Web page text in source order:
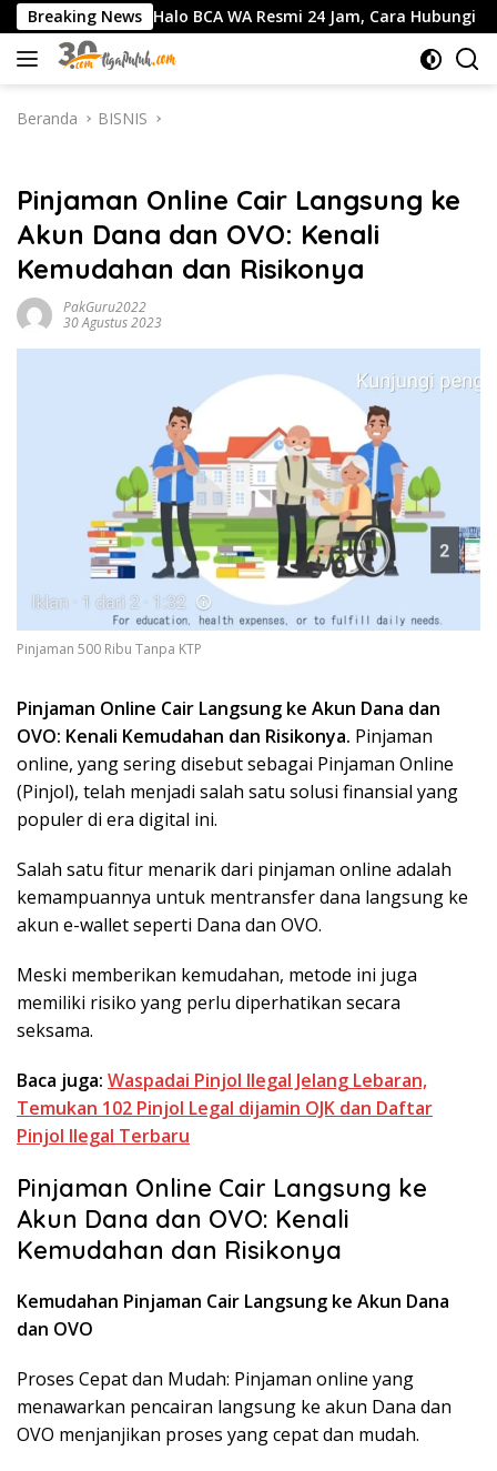
Langsung
ke
konten
Breaking News
Halo BCA WA Resmi 24 Jam, Cara Hubungi CS Bebas
Beranda BISNIS
Pinjaman Online Cair Langsung ke
Akun Dana dan OVO: Kenali
Kemudahan dan Risikonya
PakGuru2022
30 Agustus 2023
Pinjaman 500 Ribu Tanpa KTP
Pinjaman Online Cair Langsung ke Akun Dana dan
OVO: Kenali Kemudahan dan Risikonya. Pinjaman
online, yang sering disebut sebagai Pinjaman Online
(Pinjol), telah menjadi salah satu solusi finansial yang
populer di era digital ini.
Salah satu fitur menarik dari pinjaman online adalah
kemampuannya untuk mentransfer dana langsung ke
akun e-wallet seperti Dana dan OVO.
Meski memberikan kemudahan, metode ini juga
memiliki risiko yang perlu diperhatikan secara
seksama.
Baca juga: Waspadai Pinjol Ilegal Jelang Lebaran,
Temukan 102 Pinjol Legal dijamin OJK dan Daftar
Pinjol Ilegal Terbaru
Pinjaman Online Cair Langsung ke
Akun Dana dan OVO: Kenali
Kemudahan dan Risikonya
Kemudahan Pinjaman Cair Langsung ke Akun Dana
dan OVO
Proses Cepat dan Mudah: Pinjaman online yang
menawarkan pencairan langsung ke akun Dana dan
OVO menjanjikan proses yang cepat dan mudah.